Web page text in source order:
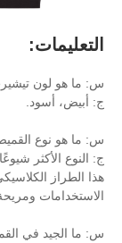
الجري الرياضي
الأكثر شيوعًا؟
من القمصان هو
بياقة دائرية وأكمام
ويمكن ارتداؤها
النايلون؟